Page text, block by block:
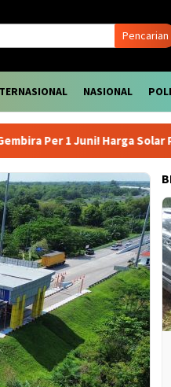
Pencarian
NASIONAL
Per 1 Juni! Harga Solar